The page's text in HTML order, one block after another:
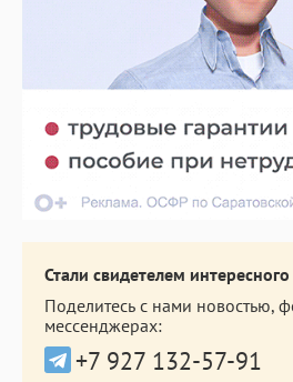
Стали свидетелем
Поделитесь с нами новостью,
мессенджерах:
+7 927 132-57-91